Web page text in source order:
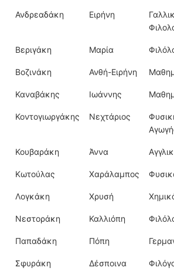
Ανδρεαδάκη Ειρήνη
Βεριγάκη Μαρία
Βοζινάκη Ανθή-Ειρήνη
Καναβάκης Ιωάννης
Κοντογιωργάκης Νεχτάριος
Κουβαράκη Άννα
Κωτούλας Χαράλαμπος
Λογκάκη Χρυσή
Νεστοράκη Καλλιόπη
Παπαδάκη Πόπη
Σφυράκη Δέσποινα